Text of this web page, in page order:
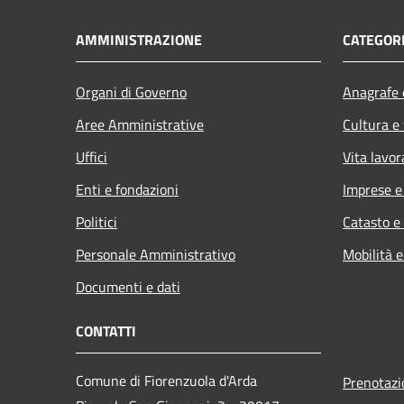
AMMINISTRAZIONE
Organi di Governo
Aree Amministrative
Uffici
Enti e fondazioni
Politici
Personale Amministrativo
Documenti e dati
Cultura
Vita
Imprese
Catasto
Mobilità
CONTATTI
Comune di Fiorenzuola d'Arda